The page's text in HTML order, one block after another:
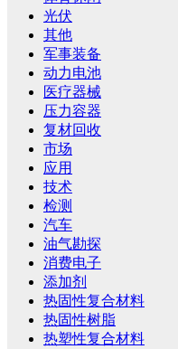
光伏
其他
军事装备
动力电池
医疗器械
压力容器
复材回收
市场
应用
技术
检测
汽车
油气勘探
消费电子
添加剂
热固性复合材料
热固性树脂
热塑性复合材料